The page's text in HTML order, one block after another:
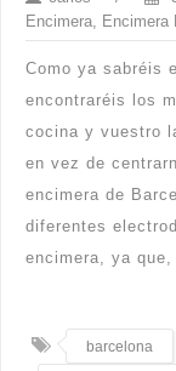
Encimera Encimera
Como ya sabréis
encontraréis los
cocina y vuestro
en vez de
encimera de
diferentes
encimera, ya
barcelona